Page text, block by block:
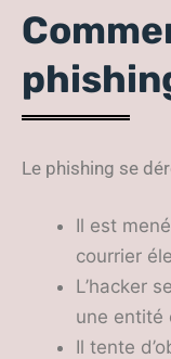
Le phishing se
Il est
courrier
L’hacker
une entité
Il tente